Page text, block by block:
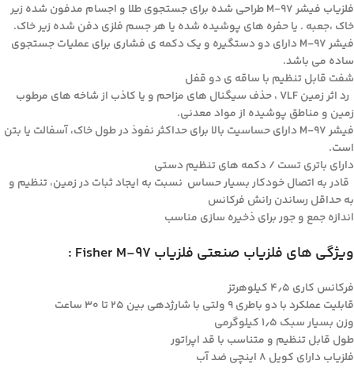
فلزیاب فیشر M-97 طراحی شده برای جستجوی طلا و اجسام مدفون شده زیر
خاک ،جعبه . یا حفره های پوشیده شده یا هر جسم فلزی دفن شده زیر خاک.
فیشر M-97 دارای دو دستگیره و یک دکمه ی فشاری برای عملیات جستجوی
ساده می باشد.
شفت قابل تنظیم با ساقه ی دو قفل
رد اثر زمین VLF ، حذف سیگنال های مزاحم و یا کاذب از شاخه های مرطوب
زمین و مناطق پوشیده از مواد معدنی.
فیشر M-97 دارای حساسیت بالا برای حداکثر نفوذ در طول خاک، آسفالت یا بتن
است.
دارای باتری تست / دکمه های تنظیم دستی
قادر به اتصال خودکار بسیار حساس نسبت به ایجاد ثبات در زمین، تنظیم و
به حداقل رساندن رانش فرکانس
اندازه جمع و جور برای ذخیره سازی مناسب
ویژگی های فلزیاب صنعتی فلزیاب Fisher M-97 :
فرکانس کاری ۴٫۵ کیلوهرتز
قابلیت عملکرد با دو باطری ۹ ولتی با شارژدهی بین ۲۵ تا ۳۰ ساعت
وزن بسیار سبک ۱٫۵ کیلوگرمی
طول قابل تنظیم و متناسب با قد اپراتور
فلزیاب دارای کویل ۸ اینچی ضد آب